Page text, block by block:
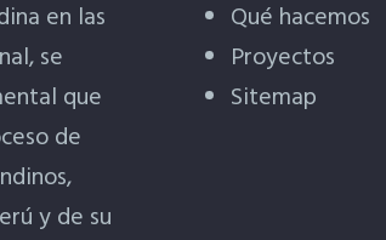
en las
se
que
de
y de su
Qué hacemos
Proyectos
Sitemap